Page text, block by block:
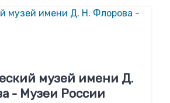
музей имени Д.
- Музеи России